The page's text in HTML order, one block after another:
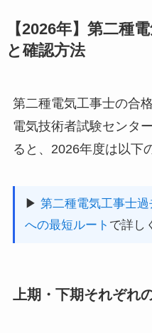
【2026年】第二種
と確認方法
第二種電気工事士の合
電気技術者試験センタ
ると、2026年度は以下
▶ 第二種電気工事士
への最短ルート で詳し
上期・下期それぞれ